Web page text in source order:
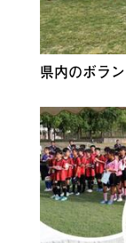
県内のボラ